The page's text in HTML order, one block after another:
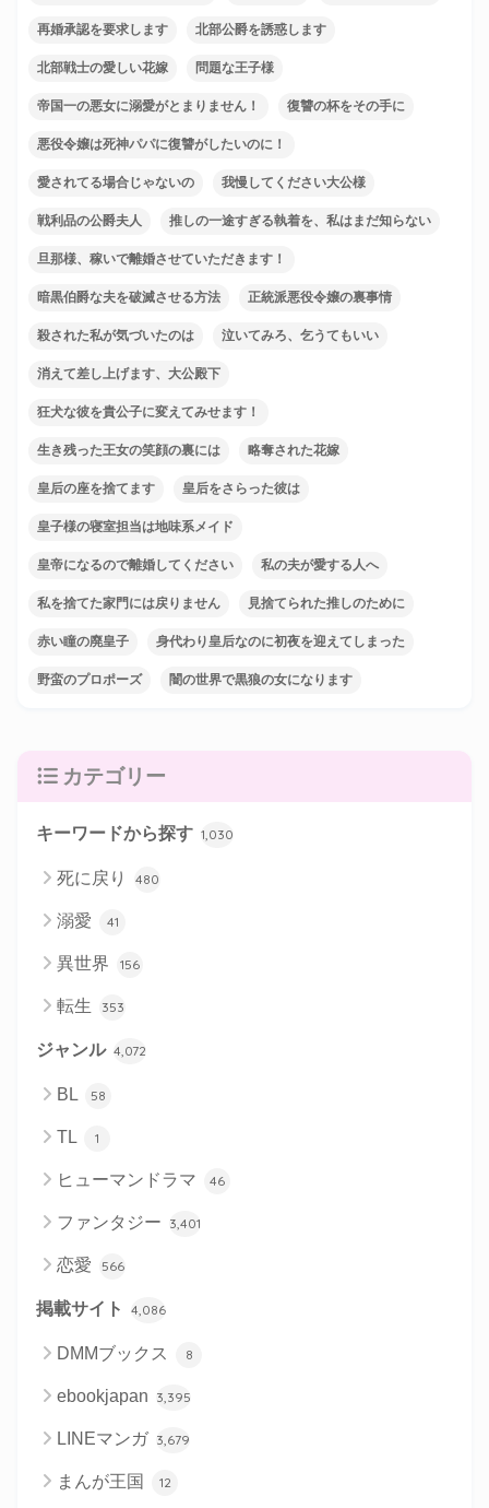
再婚承認を要求します 北部公爵を誘惑します
北部戦士の愛しい花嫁 問題な王子様
帝国一の悪女に溺愛がとまりません！ 復讐の杯をその手に
悪役令嬢は死神パパに復讐がしたいのに！
愛されてる場合じゃないの 我慢してください大公様
戦利品の公爵夫人 推しの一途すぎる執着を、私はまだ知らない
旦那様、稼いで離婚させていただきます！
暗黒伯爵な夫を破滅させる方法 正統派悪役令嬢の裏事情
殺された私が気づいたのは 泣いてみろ、乞うてもいい
消えて差し上げます、大公殿下
狂犬な彼を貴公子に変えてみせます！
生き残った王女の笑顔の裏には 略奪された花嫁
皇后の座を捨てます 皇后をさらった彼は
皇子様の寝室担当は地味系メイド
皇帝になるので離婚してください 私の夫が愛する人へ
私を捨てた家門には戻りません 見捨てられた推しのために
赤い瞳の廃皇子 身代わり皇后なのに初夜を迎えてしまった
野蛮のプロポーズ 闇の世界で黒狼の女になります
カテゴリー
キーワードから探す 1,030
死に戻り 480
溺愛 41
異世界 156
転生 353
ジャンル 4,072
BL 58
TL 1
ヒューマンドラマ 46
ファンタジー 3,401
恋愛 566
掲載サイト 4,086
DMMブックス 8
ebookjapan 3,395
LINEマンガ 3,679
まんが王国 12